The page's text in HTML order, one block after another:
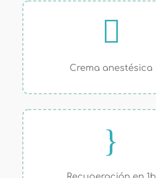

Crema anestésica
}